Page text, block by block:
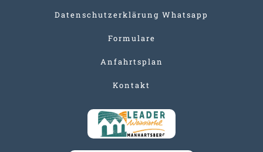
Datenschutzerklärung Whatsapp
Formulare
Anfahrtsplan
Kontakt